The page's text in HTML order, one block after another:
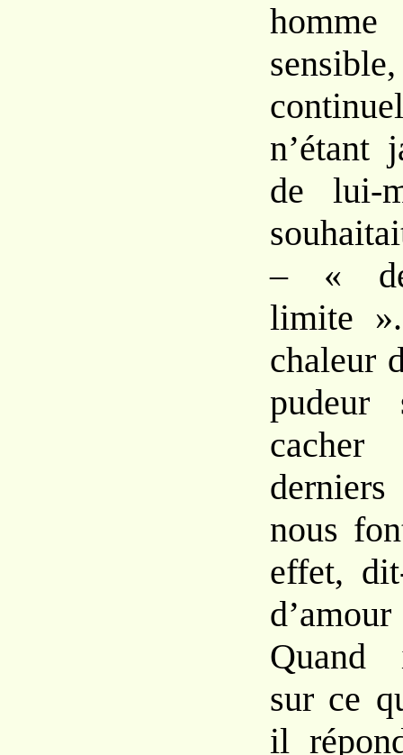
n’étant
de lui-
– «
limite
chaleur
pudeur
nous
effet,
Quand
sur ce
il